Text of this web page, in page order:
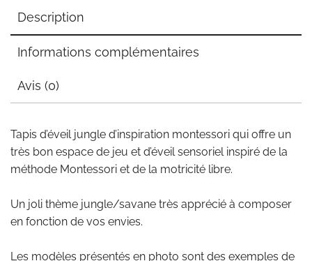
Description
Informations complémentaires
Avis (0)
Tapis d’éveil jungle d’inspiration montessori qui offre un
très bon espace de jeu et d’éveil sensoriel inspiré de la
méthode Montessori et de la motricité libre.
Un joli thème jungle/savane très apprécié à composer
en fonction de vos envies.
Les modèles présentés en photo sont des exemples de